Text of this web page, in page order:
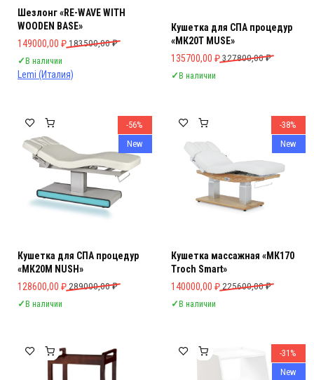
Шезлонг «RE-WAVE WITH
WOODEN BASE»
183500,00₽
Первоначальная цена составляла 183500,00 ₽.
149000,00 ₽
Текущая цена: 149000,00 ₽.
✓В наличии
Lemi (Италия)
Кушетка для СПА процедур
«МК20Т MUSE»
327800,00₽
Первоначальная цена
135700,00 ₽
Текущая цена: 135700,00 ₽.
✓В наличии
-56%
New
Кушетка для СПА процедур
«МК20M NUSH»
289000,00₽
Первоначальная цена составляла 289000,00 ₽.
128600,00 ₽
Текущая цена: 128600,00 ₽.
✓В наличии
-38%
New
Кушетка массажная «МК170
Troch Smart»
225600,00₽
Первоначальная цена
140000,00 ₽
Текущая цена: 140000,00 ₽.
✓В наличии
-31%
New